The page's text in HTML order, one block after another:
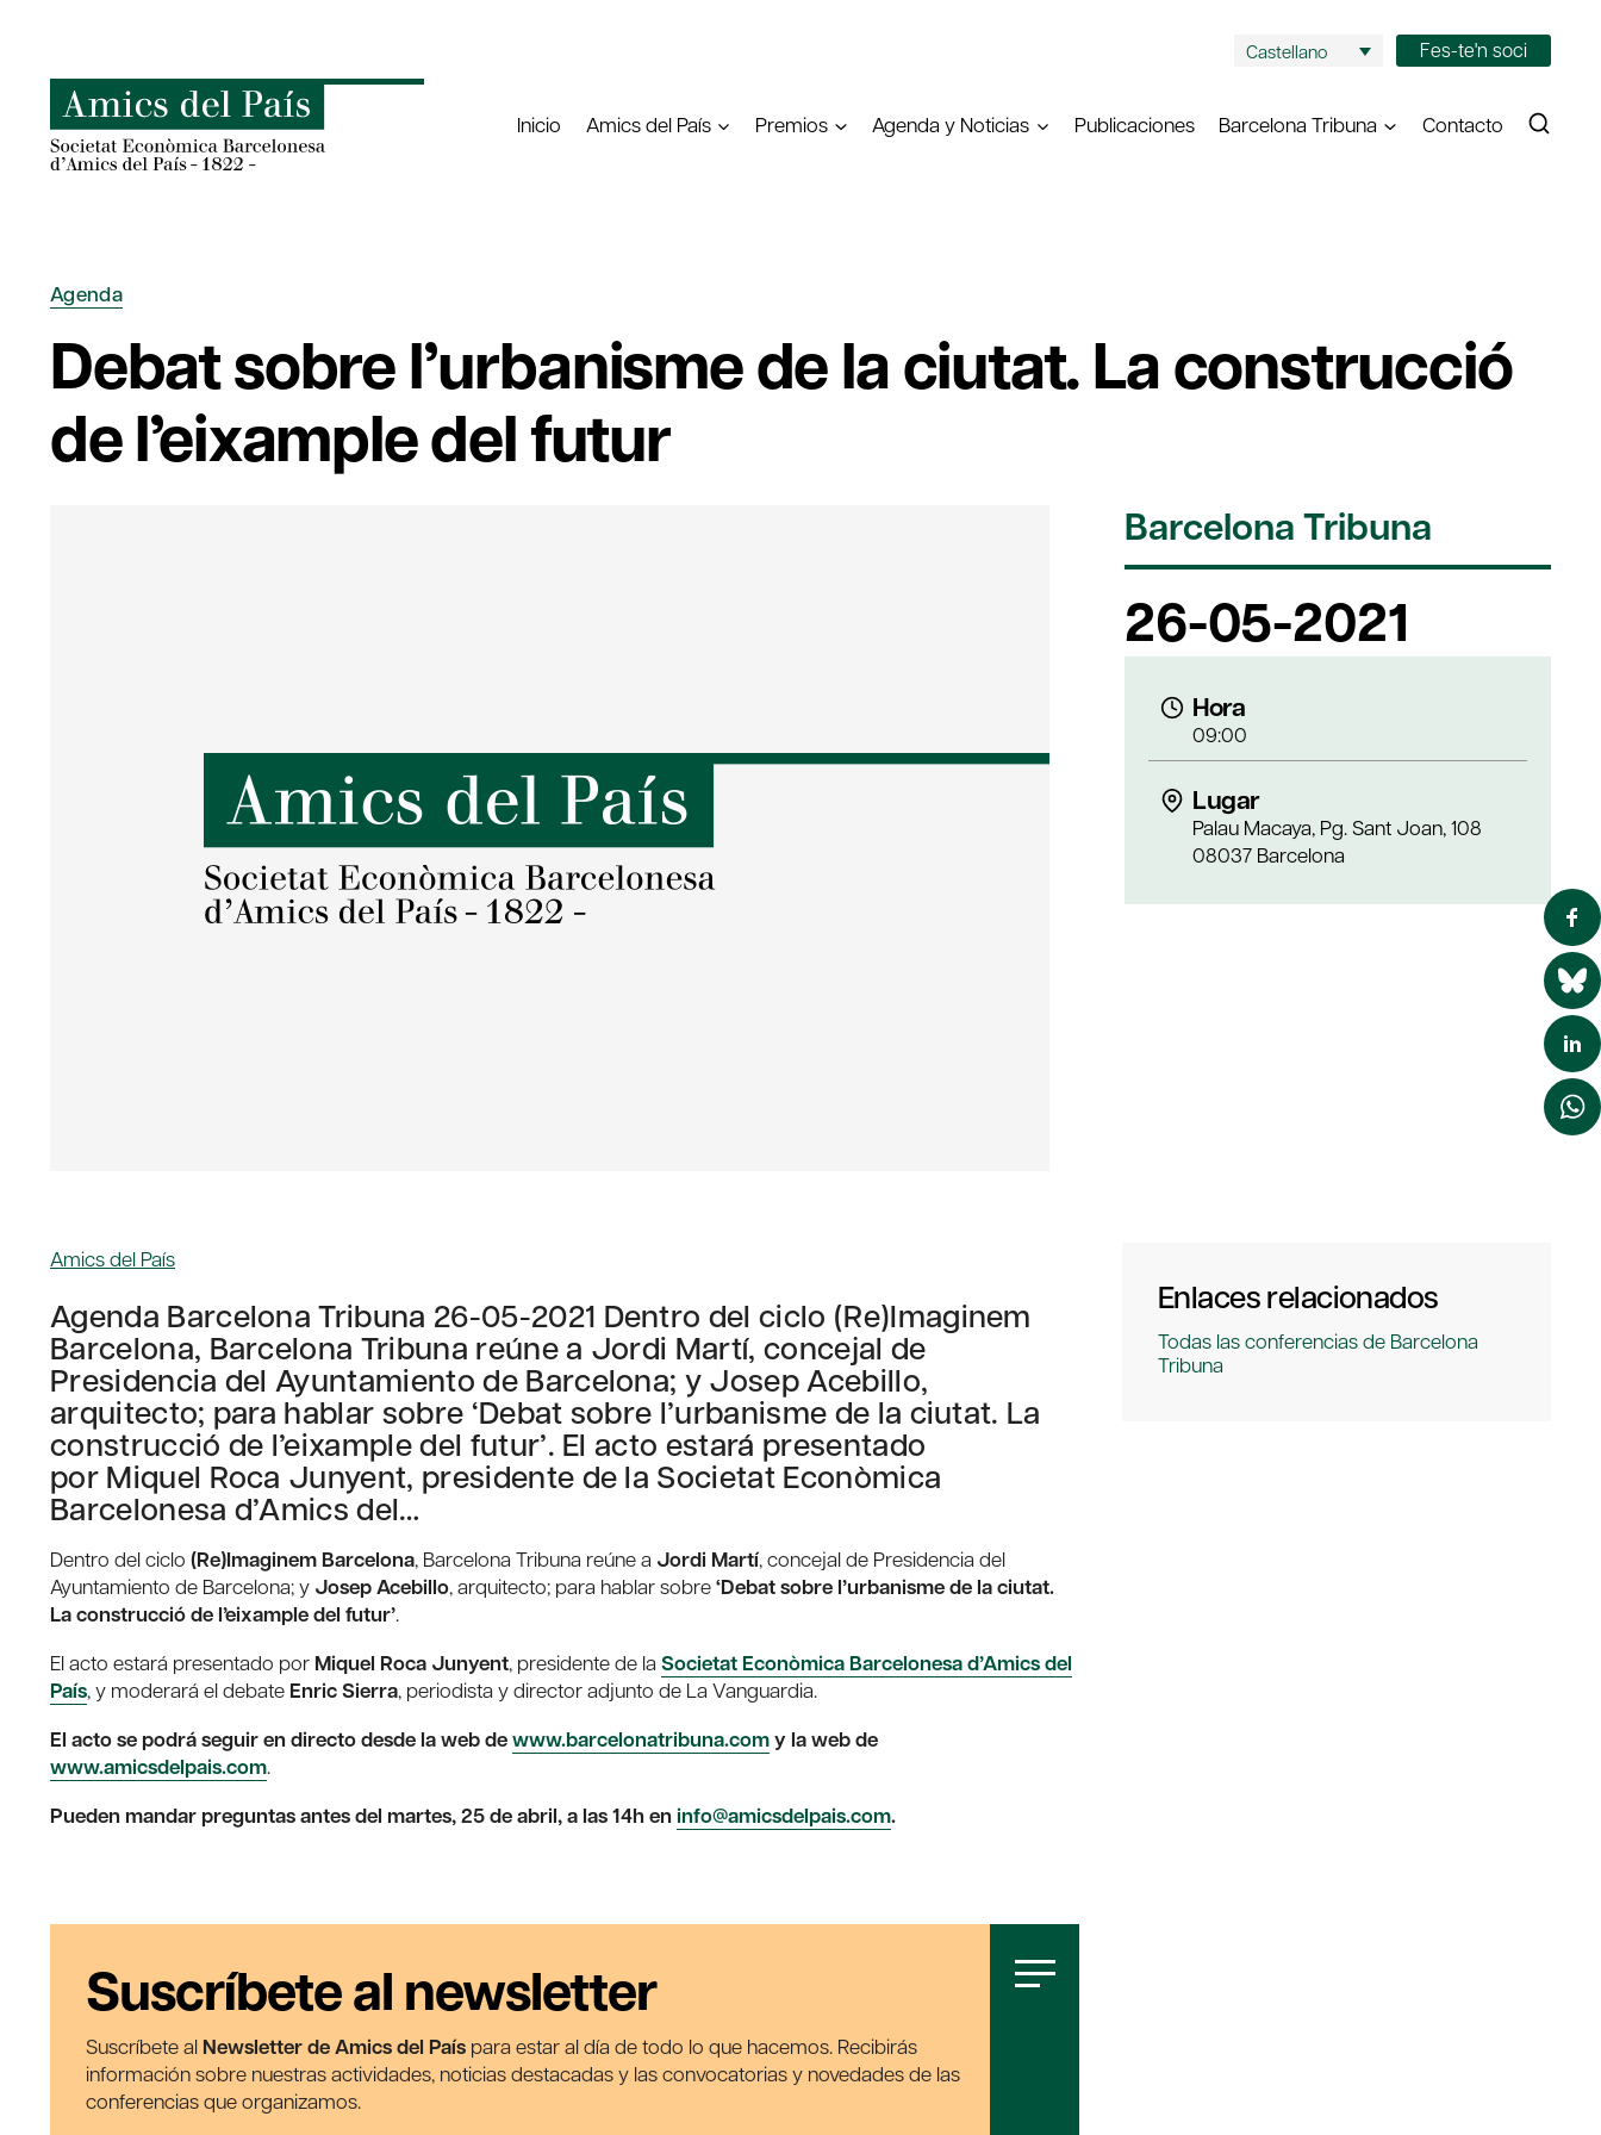
contenido
Castellano Fes-te'n soci
Inicio Amics del País Premios Agenda y Noticias Publicaciones Barcelona Tribuna Contacto
Agenda
Debat sobre l’urbanisme de la ciutat. La construcció
de l’eixample del futur
Barcelona Tribuna
26-05-2021
Hora
09:00
Lugar
Palau Macaya, Pg. Sant Joan, 108
08037 Barcelona
Amics del País
Agenda Barcelona Tribuna 26-05-2021 Dentro del ciclo (Re)Imaginem
Barcelona, Barcelona Tribuna reúne a Jordi Martí, concejal de
Presidencia del Ayuntamiento de Barcelona; y Josep Acebillo,
arquitecto; para hablar sobre ‘Debat sobre l’urbanisme de la ciutat. La
construcció de l’eixample del futur’. El acto estará presentado
por Miquel Roca Junyent, presidente de la Societat Econòmica
Barcelonesa d’Amics del…
Dentro del ciclo (Re)Imaginem Barcelona, Barcelona Tribuna reúne a Jordi Martí, concejal de Presidencia del
Ayuntamiento de Barcelona; y Josep Acebillo, arquitecto; para hablar sobre‘Debat sobre l’urbanisme de la ciutat.
La construcció de l’eixample del futur’.
El acto estará presentado por Miquel Roca Junyent, presidente de la Societat Econòmica Barcelonesa d’Amics del
País, y moderará el debate Enric Sierra, periodista y director adjunto de La Vanguardia.
El acto se podrá seguir en directo desde la web dewww.barcelonatribuna.comy la web de
www.amicsdelpais.com.
Pueden mandar preguntas antes del martes, 25 de abril, a las 14h eninfo@amicsdelpais.com.
Suscríbete al newsletter
Suscríbete al Newsletter de Amics del País para estar al día de todo lo que hacemos. Recibirás
información sobre nuestras actividades, noticias destacadas y las convocatorias y novedades de las
conferencias que organizamos.
Enlaces relacionados
Todas las conferencias de Barcelona
Tribuna